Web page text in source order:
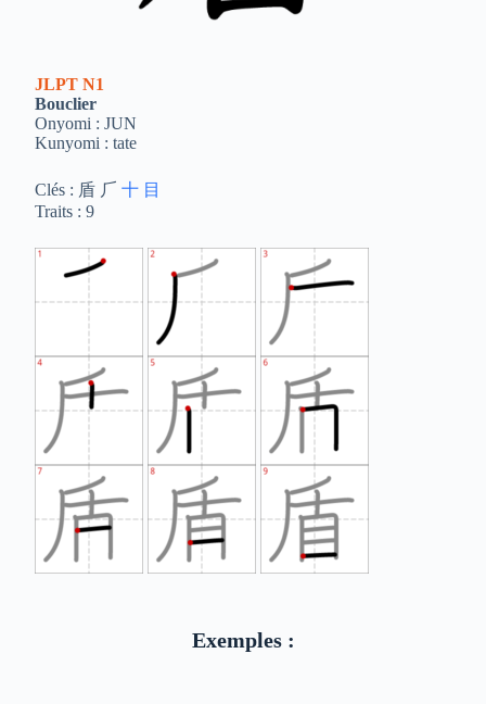
JLPT N1
Bouclier
Onyomi : JUN
Kunyomi : tate
Clés : 盾 ⺁十 目
Traits : 9
Exemples :